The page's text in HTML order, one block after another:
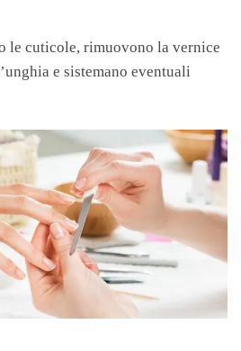
le cuticole, rimuovono la vernice
e sistemano eventuali